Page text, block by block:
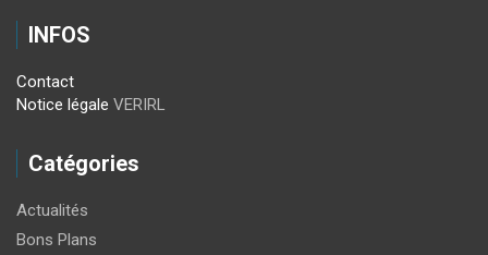
INFOS
Contact
Notice légale VERIRL
Catégories
Actualités
Bons Plans